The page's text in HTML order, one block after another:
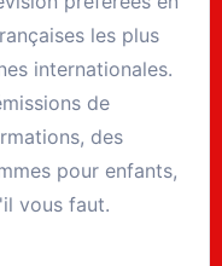
les plus
internationales.
de
des
pour enfants,
vous faut.